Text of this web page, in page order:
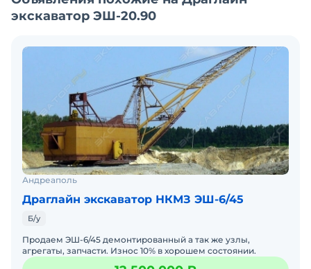
экскаватор ЭШ-20.90
Андреаполь
Драглайн экскаватор НКМЗ ЭШ-6/45
Б/у
Продаем ЭШ-6/45 демонтированный а так же узлы,
агрегаты, запчасти. Износ 10% в хорошем состоянии.